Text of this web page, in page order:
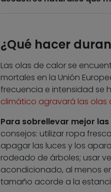
¿Qué hacer
Las olas de calor se
mortales en la Unión
frecuencia e intensidad se
climático agravará las olas
Para sobrellevar mejor
consejos: utilizar ropa
apagar las luces y los
rodeado de árboles; usar
acondicionado, al menos
tamaño acorde a la